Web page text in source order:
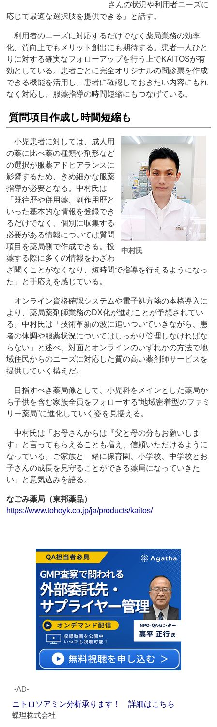
さんの状況や利用者ニーズに
応じて最適な選択肢を提供できる」と話す。
利用者のニーズに対応するだけでなく薬局業務の効率
化、質向上でもメリット創出にも期待する。患者一人ひと
りに対する確実なフォローアップを行う上でKAITOSが有
効としている。患者ごとに完全オリジナルの問診票を作成
できる機能を活用し、患者に確認しておきたい内容にもれ
なく対応し、服薬指導の時間短縮にもつなげている。
質問項目作成し時間短縮も
中村氏
小児患者に対しては、成人用
の薬に比べ薬の種類や剤形など
の選択が服薬アドヒアランスに
影響するため、きめ細かな服薬
指導が必要となる。中村氏は
「既往歴や併用薬、副作用歴と
いった基本的な情報を登録でき
るだけでなく、個別に収集する
必要がある情報については質問
項目を薬局側で作成できる。投
薬する際に多くの情報をわざわ
ざ聞くことがなくなり、短時間で指導を行えるようになっ
た」と手応えを感じている。
オンライン資格確認システムや電子処方箋の本格導入に
より、薬局薬剤師業務のDX化が進むことが予想されてい
る。中村氏は「技術革新の波に追いついていきながら、患
者の体調や服薬状況についてはしっかり管理しなければな
らない」と述べ、対面とオンラインのいずれかの方法で地
域住民からのニーズに対応した質の高い薬剤師サービスを
提供していく構えだ。
目指すべき薬局像として、小児科をメインとした薬局か
ら子供を含む家族全員をフォローする“地域密着型のファミ
リー薬局”に進化していく姿を見据える。
中村氏は「お母さんからは『父と母の分もお願いしま
す』と言ってもらえることも増え、信頼いただけるように
なっている。ご家族と一緒に保育園、小学校、中学校とお
子さんの成長を見守ることができる薬局になっていきた
い」と意気込みを語る。
なごみ薬局（東邦薬品）
https://www.tohoyk.co.jp/ja/products/kaitos/
‐AD‐
ニトロソアミン分析承ります！ 詳細はこちら
蝶理株式会社